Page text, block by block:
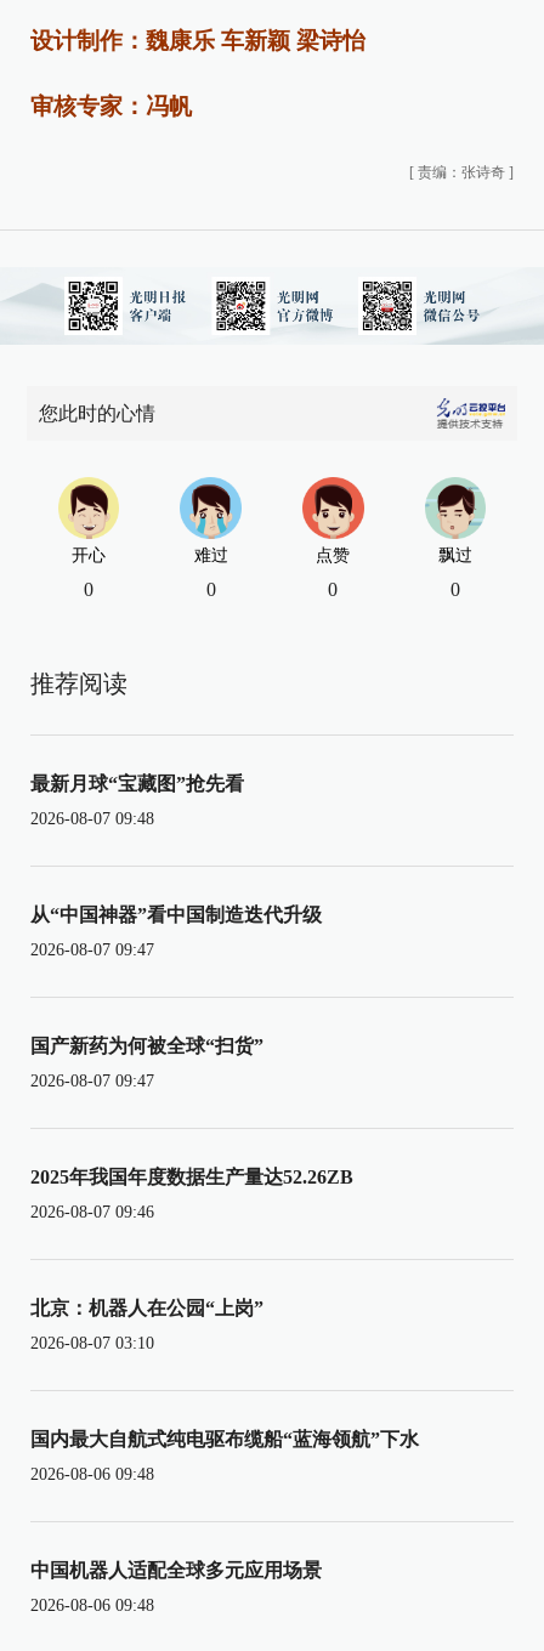
设计制作：魏康乐 车新颖 梁诗怡
审核专家：冯帆
[ 责编：张诗奇 ]
您此时的心情
开心
0
难过
0
点赞
0
飘过
0
推荐阅读
最新月球“宝藏图”抢先看
2026-08-07 09:48
从“中国神器”看中国制造迭代升级
2026-08-07 09:47
国产新药为何被全球“扫货”
2026-08-07 09:47
2025年我国年度数据生产量达52.26ZB
2026-08-07 09:46
北京：机器人在公园“上岗”
2026-08-07 03:10
国内最大自航式纯电驱布缆船“蓝海领航”下水
2026-08-06 09:48
中国机器人适配全球多元应用场景
2026-08-06 09:48